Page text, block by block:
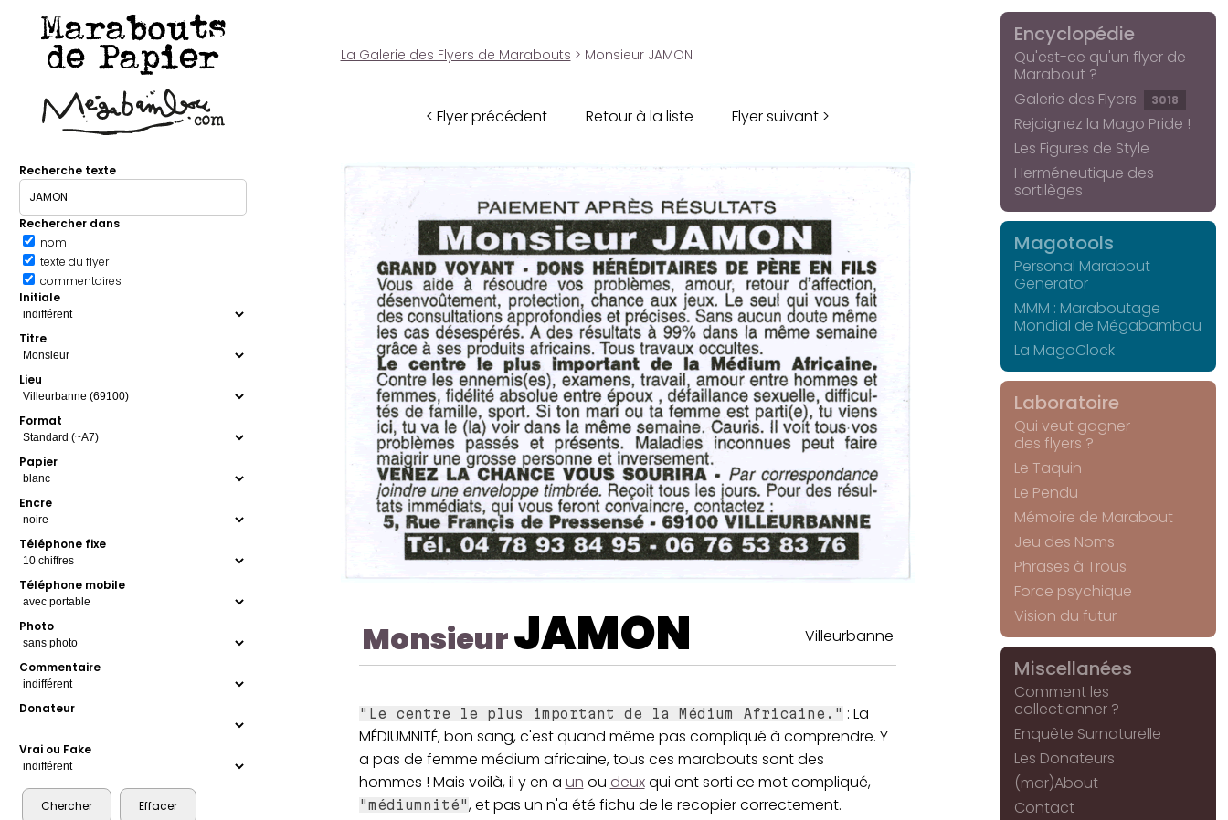
Marabouts
de Papier
Recherche texte
Rechercher dans
nom
texte du flyer
commentaires
Initiale
Titre
Lieu
Format
Papier
Encre
Téléphone fixe
Téléphone mobile
Photo
Commentaire
Donateur
Vrai ou Fake
La Galerie des Flyers de Marabouts > Monsieur JAMON
< Flyer précédent Retour à la liste Flyer suivant >
MonsieurJAMON Villeurbanne
"Le centre le plus important de la Médium Africaine." : La
MÉDIUMNITÉ, bon sang, c'est quand même pas compliqué à comprendre. Y
a pas de femme médium africaine, tous ces marabouts sont des
hommes ! Mais voilà, il y en a un ou deuxqui ont sorti ce mot compliqué,
"médiumnité", et pas un n'a été fichu de le recopier correctement.
Encyclopédie
Qu'est-ce qu'un flyer de
Marabout ?
Galerie des Flyers
3018
Rejoignez la Mago Pride !
Les Figures de Style
Herméneutique des
sortilèges
Magotools
Personal Marabout
Generator
MMM : Maraboutage
Mondial de Mégabambou
La MagoClock
Laboratoire
Qui veut gagner
des flyers ?
Le Taquin
Le Pendu
Mémoire de Marabout
Jeu des Noms
Phrases à Trous
Force psychique
Vision du futur
Miscellanées
Comment les
collectionner ?
Enquête Surnaturelle
Les Donateurs
(mar)About
Contact